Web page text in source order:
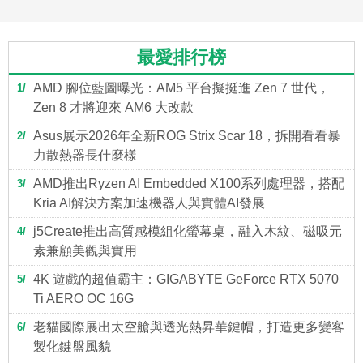
最愛排行榜
1
AMD 腳位藍圖曝光：AM5 平台擬挺進 Zen 7 世代，
Zen 8 才將迎來 AM6 大改款
2
Asus展示2026年全新ROG Strix Scar 18，拆開看看暴
力散熱器長什麼樣
3
AMD推出Ryzen AI Embedded X100系列處理器，搭配
Kria AI解決方案加速機器人與實體AI發展
4
j5Create推出高質感模組化螢幕桌，融入木紋、磁吸元
素兼顧美觀與實用
5
4K 遊戲的超值霸主：GIGABYTE GeForce RTX 5070
Ti AERO OC 16G
6
老貓國際展出太空艙與透光熱昇華鍵帽，打造更多變客
製化鍵盤風貌